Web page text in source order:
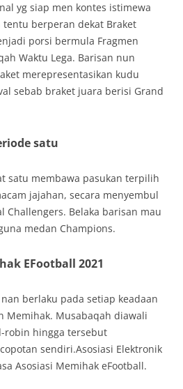
yg siap men kontes istimewa
berperan dekat Braket
porsi bermula Fragmen
Waktu Lega. Barisan nun
merepresentasikan kudu
sebab braket juara berisi Grand
satu
satu membawa pasukan terpilih
jajahan, secara menyembul
Belaka barisan mau
medan Champions.
EFootball 2021
berlaku pada setiap keadaan
Memihak. Musabaqah diawali
robin hingga tersebut
sendiri.Asosiasi Elektronik
Asosiasi Memihak eFootball.